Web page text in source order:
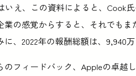
いえ、この資料によると、Cook
業の感覚からすると、それでも
、2022年の報酬総額は、9,940万
のフィードバック、Appleの卓越